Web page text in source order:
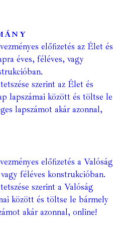
előfizetés az Élet és
éves, féléves, vagy
szerint az Élet és
lapszámai között és töltse le
lapszámot akár azonnal,
előfizetés a Valóság
féléves konstrukcióban.
szerint a Valóság
között és töltse le bármely
akár azonnal, online!